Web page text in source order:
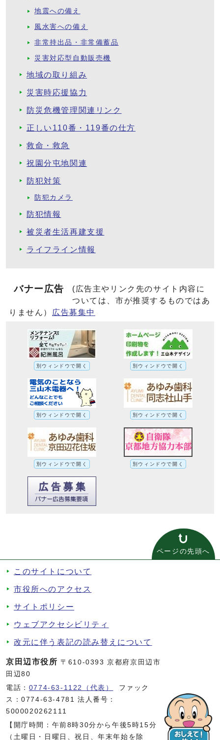
地震への備え
風水害への備え
非常持出品・非常備蓄品
災害対応型自動販売機
地域の取り組み
災害時応援協力
防災危機管理関連リンク
正しい110番・119番の仕方
救命・救急
祝園分屯地関連
防犯対策
防犯カメラ
防犯情報
被災者生活再建支援
ライフライン情報
バナー広告
(広告主やリンク先のサイト内容に
ついては、市が推奨するものではあ
りません）
広告募集中
別ウィンドウで開く 別ウィンドウで開く
別ウィンドウで開く 別ウィンドウで開く
別ウィンドウで開く 別ウィンドウで開く
ページの先頭へ
このサイトについて
市役所へのアクセス
サイトポリシー
ウェブアクセシビリティ
改元に伴う表記の読み替えについて
京田辺市役所 〒610-0393 京都府京田辺市
田辺80
電話： 0774-63-1122（代表）
ファック
ス：0774-63-4781 法人番号：
5000020262111
【開庁時間：午前8時30分から午後5時15分
（土曜日・日曜日、祝日、年末年始を除